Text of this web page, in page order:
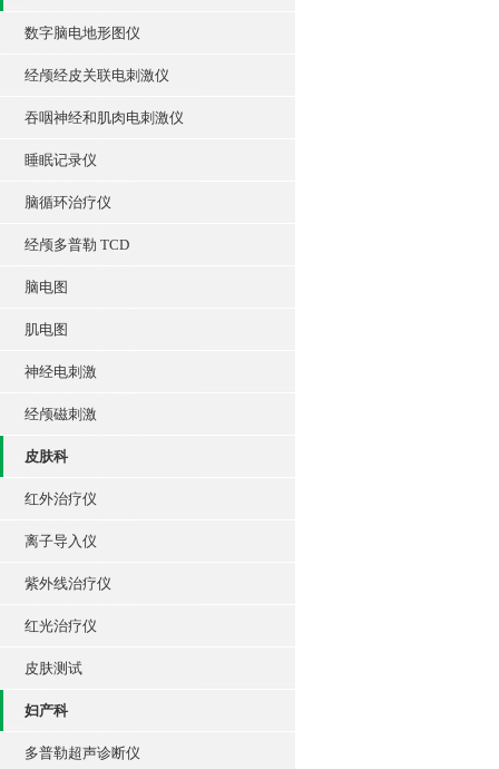
数字脑电地形图仪
经颅经皮关联电刺激仪
吞咽神经和肌肉电刺激仪
睡眠记录仪
脑循环治疗仪
经颅多普勒 TCD
脑电图
肌电图
神经电刺激
经颅磁刺激
皮肤科
红外治疗仪
离子导入仪
紫外线治疗仪
红光治疗仪
皮肤测试
妇产科
多普勒超声诊断仪